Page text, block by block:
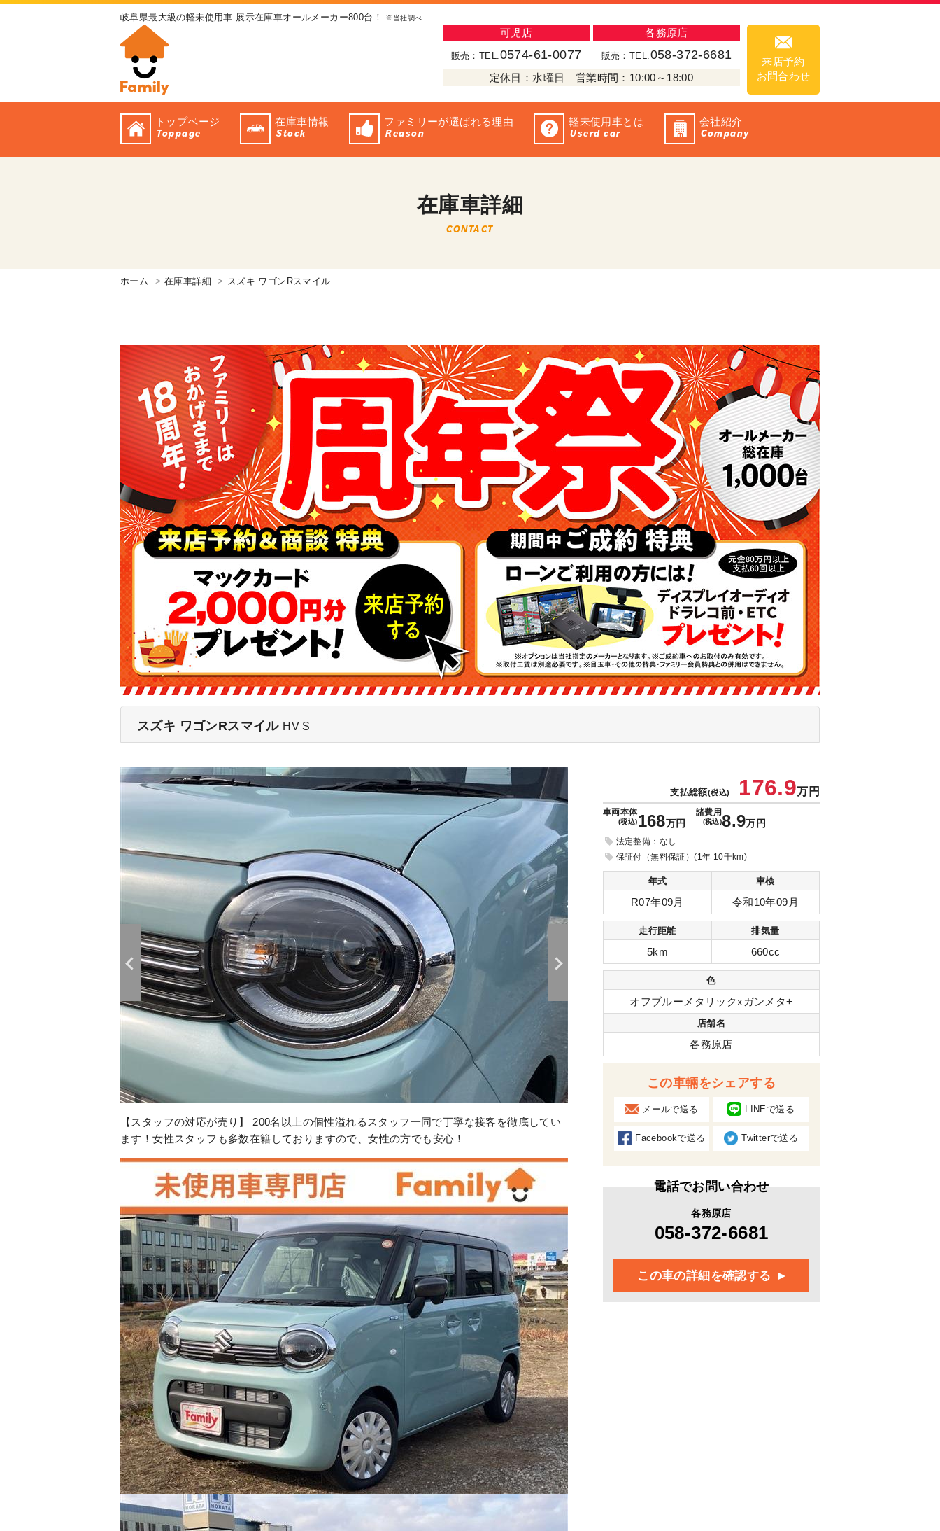
岐阜県最大級の軽未使用車 展示在庫車オールメーカー800台！ ※当社調べ
可児店
販売：TEL.0574-61-0077
各務原店
販売：TEL.058-372-6681
定休日：水曜日 営業時間：10:00～18:00
来店予約
お問合わせ
トップページ
Toppage
在庫車情報
Stock
ファミリーが選ばれる理由
Reason
軽未使用車とは
Userd car
会社紹介
Company
在庫車詳細
CONTACT
ホーム 在庫車詳細 スズキ ワゴンRスマイル
スズキ ワゴンRスマイル HV S
【スタッフの対応が売り】 200名以上の個性溢れるスタッフ一同で丁寧な接客を徹底してい
ます！女性スタッフも多数在籍しておりますので、女性の方でも安心！
支払総額(税込) 176.9万円
車両本体
(税込)168万円
諸費用
(税込)8.9万円
法定整備：なし
保証付（無料保証）(1年 10千km)
年式 車検
R07年09月 令和10年09月
走行距離 排気量
5km 660cc
色
オフブルーメタリックxガンメタ+
店舗名
各務原店
この車輛をシェアする
メールで送る LINEで送る
Facebookで送る Twitterで送る
電話でお問い合わせ
各務原店
058-372-6681
この車の詳細を確認する